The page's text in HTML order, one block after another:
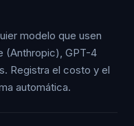
modelo que usen
(Anthropic), GPT-4
Registra el costo y el
automática.